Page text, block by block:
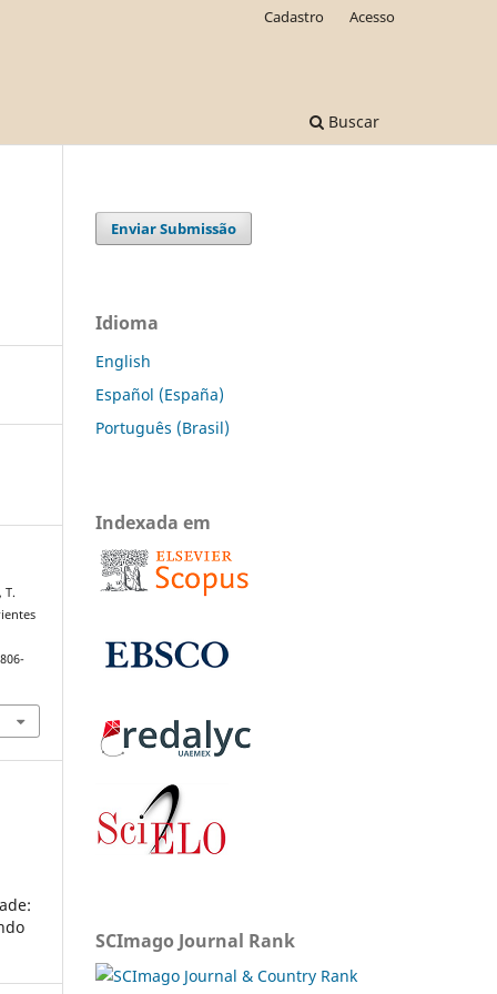
Buscar
Cadastro Acesso
T.
Enviar Submissão
Idioma
English
Español (España)
Português (Brasil)
Indexada em
SCImago Journal Rank